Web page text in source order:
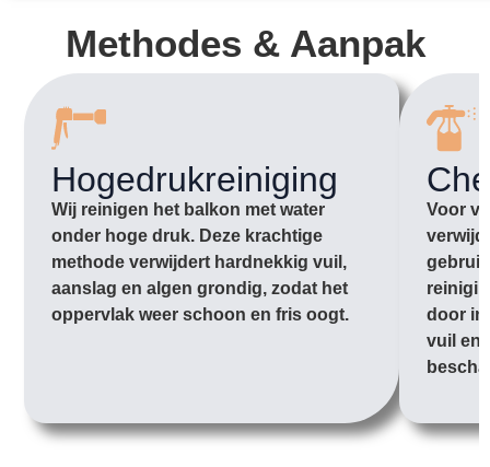
Methodes & Aanpak
Hogedrukreiniging
Wij reinigen het balkon met water
onder hoge druk. Deze krachtige
methode verwijdert hardnekkig vuil,
aanslag en algen grondig, zodat het
oppervlak weer schoon en fris oogt.
Voor
door in
vuil en